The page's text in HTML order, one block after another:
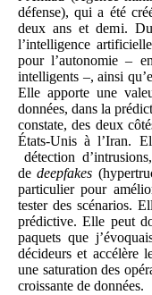
défense), qui a été
deux ans et demi.
l’intelligence
pour l’autonomie –
intelligents –, ainsi
Elle apporte une
données, dans la
constate, des deux
États-Unis à l’Iran.
détection
dedeepfakes
particulier pour
tester des scénarios.
prédictive. Elle peut
paquets que
décideurs et accélère
une saturation des
croissante de données.